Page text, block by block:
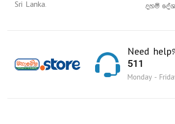
Sri Lanka.
දහම්
Need
511
Monday -